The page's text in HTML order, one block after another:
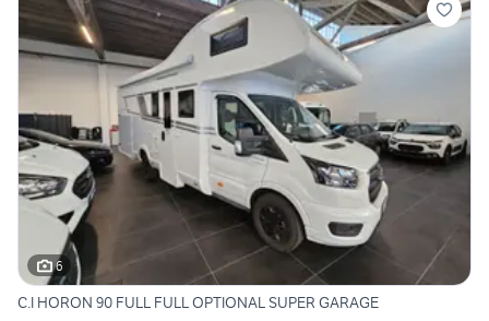
6
C.I HORON 90 FULL FULL OPTIONAL SUPER GARAGE